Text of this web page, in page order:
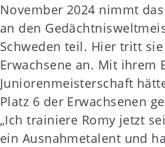
November 2024 nimmt
an den
Schweden teil. Hier tritt
Erwachsene an. Mit ihrem
Juniorenmeisterschaft
Platz 6 der Erwachsenen
„Ich trainiere Romy jetzt
ein Ausnahmetalent und